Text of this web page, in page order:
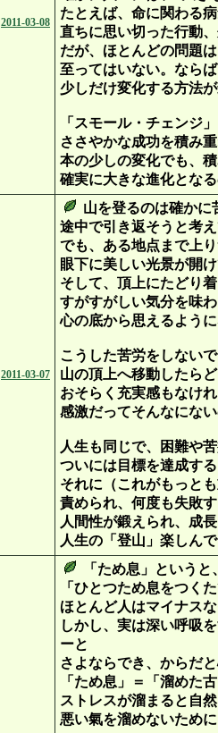
2011-03-08
たとえば、命に関わる
直ちに思い切った行動
だが、ほとんどの問題
至ってはいない。なら
少しだけ変化する方法
「スモール・チェンジ
ささやかな成功を積み
本の少しの変化でも、
確実に大きな進化とな
2011-03-07
山を登るのは確かに
途中で引き返そうと考
でも、ある地点まで上
眼下に美しい光景が開
そして、頂上にたどり
すがすがしい気分を味
心の底から思えるよう
こうした苦労をしない
山の頂上へ移動したら
おそらく充実感もなけ
感激だってそんなにな
人生も同じで、困難や
ついには目標を達成す
それに（これがもっと
責められ、何度も失敗
人間性が鍛えられ、成
人生の「登山」楽しん
「ため息」というと
「ひとつため息をつく
ほとんど人はマイナス
しかし、実は深い呼吸
ーと
さよならでき、からだ
「ため息」＝「溜めた
ストレスが溜まると自
悪い氣を溜めないため